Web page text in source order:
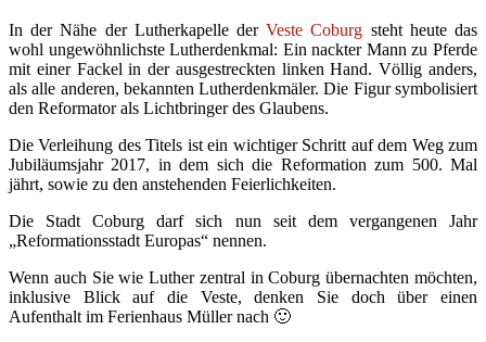
In der Nähe der Lutherkapelle derVeste Coburg steht heute das
wohl ungewöhnlichste Lutherdenkmal: Ein nackter Mann zu Pferde
mit einer Fackel in der ausgestreckten linken Hand. Völlig anders,
als alle anderen, bekannten Lutherdenkmäler. Die Figur symbolisiert
den Reformator als Lichtbringer des Glaubens.
Die Verleihung des Titels ist ein wichtiger Schritt auf dem Weg zum
Jubiläumsjahr 2017, in dem sich die Reformation zum 500. Mal
jährt, sowie zu den anstehenden Feierlichkeiten.
Die Stadt Coburg darf sich nun seit dem vergangenen Jahr
„Reformationsstadt Europas“ nennen.
Wenn auch Sie wie Luther zentral in Coburg übernachten möchten,
inklusive Blick auf die Veste, denken Sie doch über einen
Aufenthalt im Ferienhaus Müller nach 🙂